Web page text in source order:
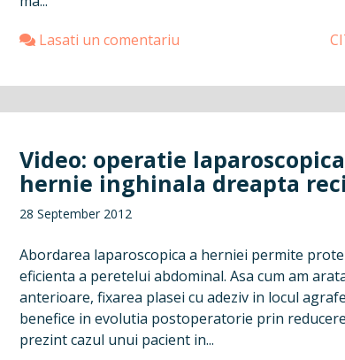
Lasati un comentariu
Video: operatie
hernie inghinala dreapta
28 September 2012
Abordarea laparoscopica a herniei permite
eficienta a peretelui abdominal. Asa cum am
anterioare, fixarea plasei cu adeziv in locul
benefice in evolutia postoperatorie prin
prezint cazul unui pacient in...